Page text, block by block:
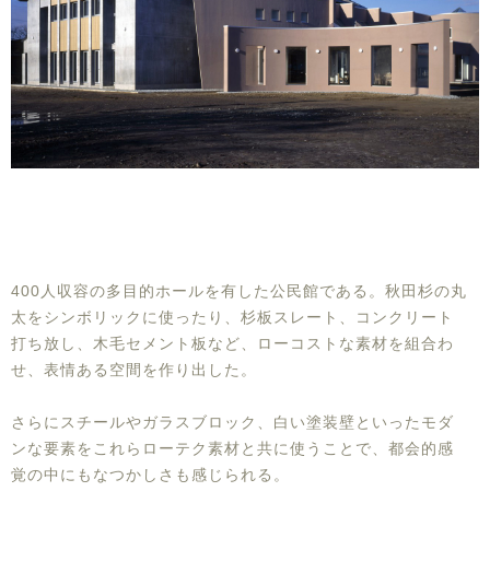
400人収容の多目的ホールを有した公民館である。秋田杉の丸
太をシンボリックに使ったり、杉板スレート、コンクリート
打ち放し、木毛セメント板など、ローコストな素材を組合わ
せ、表情ある空間を作り出した。
さらにスチールやガラスブロック、白い塗装壁といったモダ
ンな要素をこれらローテク素材と共に使うことで、都会的感
覚の中にもなつかしさも感じられる。